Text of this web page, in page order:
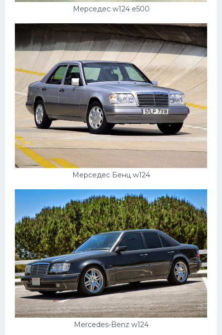
Мерседес w124 e500
Мерседес Бенц w124
Mercedes-Benz w124
Митсубиси
Киа
Танки
Крайслер
Порше
Самолеты
Корабли
Комплектующие
Тойота
Лодки
Вертолеты
Мазда
Самокаты
Велосипеды
Рено
Прогулочные суда
Хендай